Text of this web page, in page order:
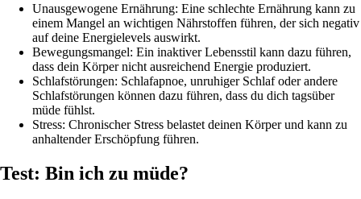
Unausgewogene Ernährung: Eine schlechte Ernährung kann zu
einem Mangel an wichtigen Nährstoffen führen, der sich negativ
auf deine Energielevels auswirkt.
Bewegungsmangel: Ein inaktiver Lebensstil kann dazu führen,
dass dein Körper nicht ausreichend Energie produziert.
Schlafstörungen: Schlafapnoe, unruhiger Schlaf oder andere
Schlafstörungen können dazu führen, dass du dich tagsüber
müde fühlst.
Stress: Chronischer Stress belastet deinen Körper und kann zu
anhaltender Erschöpfung führen.
Test: Bin ich zu müde?